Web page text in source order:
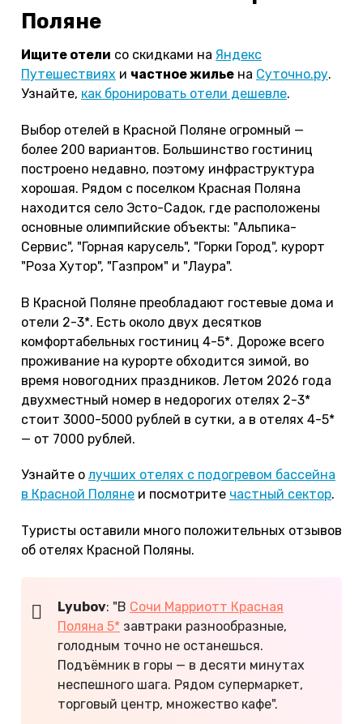
Поляне
Ищите отели со скидками на Яндекс
Путешествиях и частное жилье на Суточно.ру.
Узнайте, как бронировать отели дешевле.
Выбор отелей в Красной Поляне огромный —
более 200 вариантов. Большинство гостиниц
построено недавно, поэтому инфраструктура
хорошая. Рядом с поселком Красная Поляна
находится село Эсто-Садок, где расположены
основные олимпийские объекты: "Альпика-
Сервис", "Горная карусель", "Горки Город", курорт
"Роза Хутор", "Газпром" и "Лаура".
В Красной Поляне преобладают гостевые дома и
отели 2-3*. Есть около двух десятков
комфортабельных гостиниц 4-5*. Дороже всего
проживание на курорте обходится зимой, во
время новогодних праздников. Летом 2026 года
двухместный номер в недорогих отелях 2-3*
стоит 3000-5000 рублей в сутки, а в отелях 4-5*
— от 7000 рублей.
Узнайте о лучших отелях с подогревом бассейна
в Красной Поляне и посмотрите частный сектор.
Туристы оставили много положительных отзывов
об отелях Красной Поляны.
Lyubov: "В Сочи Марриотт Красная
Поляна 5* завтраки разнообразные,
голодным точно не останешься.
Подъёмник в горы — в десяти минутах
неспешного шага. Рядом супермаркет,
торговый центр, множество кафе".